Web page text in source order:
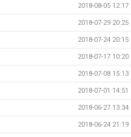
2018-08-05 12:17
2018-07-29 20:25
2018-07-24 20:15
2018-07-17 10:20
2018-07-08 15:13
2018-07-01 14:51
2018-06-27 13:34
2018-06-24 21:19